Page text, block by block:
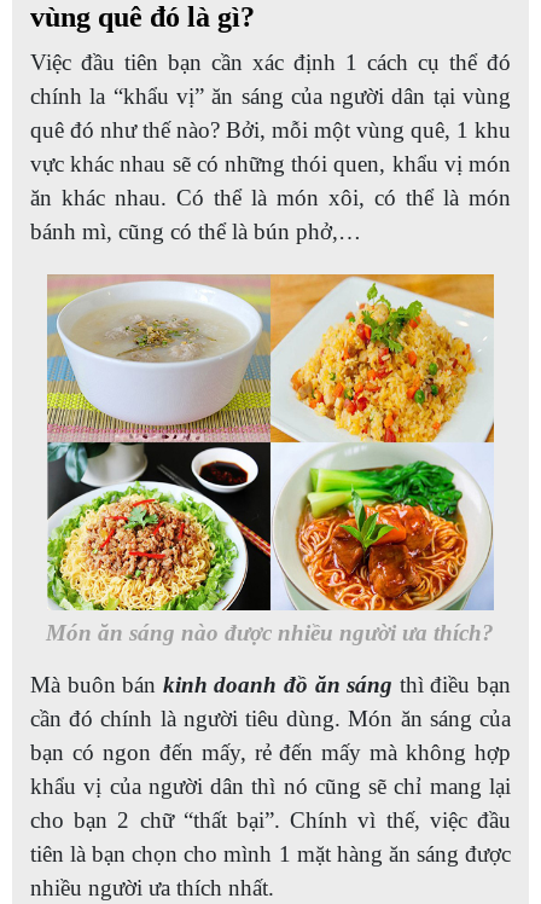
vùng quê đó là gì?
Việc đầu tiên bạn cần xác định 1 cách cụ thể đó
chính la “khẩu vị” ăn sáng của người dân tại vùng
quê đó như thế nào? Bởi, mỗi một vùng quê, 1 khu
vực khác nhau sẽ có những thói quen, khẩu vị món
ăn khác nhau. Có thể là món xôi, có thể là món
bánh mì, cũng có thể là bún phở,…
Món ăn sáng nào được nhiều người ưa thích?
Mà buôn bán kinh doanh đồ ăn sáng thì điều bạn
cần đó chính là người tiêu dùng. Món ăn sáng của
bạn có ngon đến mấy, rẻ đến mấy mà không hợp
khẩu vị của người dân thì nó cũng sẽ chỉ mang lại
cho bạn 2 chữ “thất bại”. Chính vì thế, việc đầu
tiên là bạn chọn cho mình 1 mặt hàng ăn sáng được
nhiều người ưa thích nhất.